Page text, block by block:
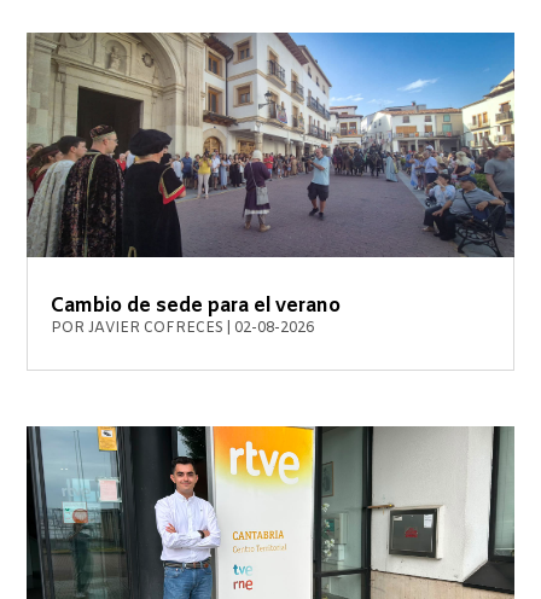
Cambio de sede para el verano
PORJAVIER COFRECES 02-08-2026